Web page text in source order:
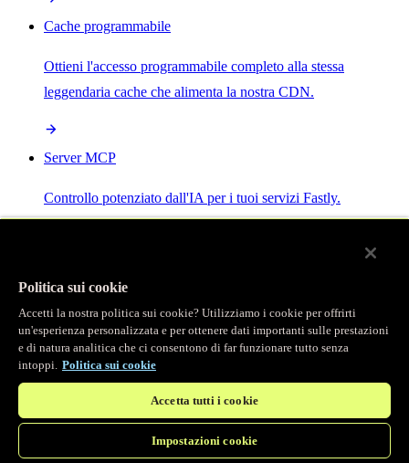
Cache programmabile
Ottieni l'accesso programmabile completo alla stessa
leggendaria cache che alimenta la nostra CDN.
Server MCP
Controllo potenziato dall'IA per i tuoi servizi Fastly.
Main menu
/ Prodotti
Osservabilità
Logging in tempo reale
Politica sui cookie
Accetti la nostra politica sui cookie? Utilizziamo i cookie per offrirti
un'esperienza personalizzata e per ottenere dati importanti sulle prestazioni
e di natura analitica che ci consentono di far funzionare tutto senza
intoppi. Politica sui cookie
Accetta tutti i cookie
Impostazioni cookie